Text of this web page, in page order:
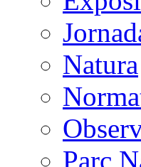
Natura
Parc